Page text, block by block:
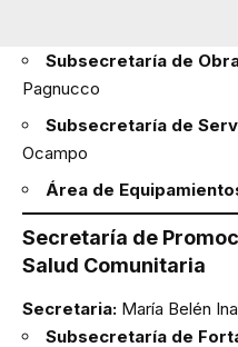
Subsecretaría de
Pagnucco
Subsecretaría de
Ocampo
Área de
Secretaría de
Salud Comunitaria
Secretaria: María Belén
Subsecretaría de